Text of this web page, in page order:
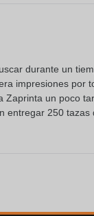
durante un
impresiones por
Zaprinta un poco
entregar 250 tazas
excelente a